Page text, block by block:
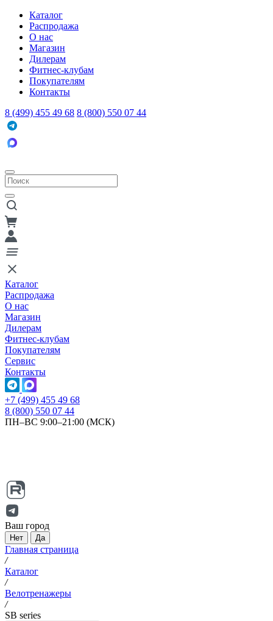
Каталог
Распродажа
О нас
Магазин
Дилерам
Фитнес-клубам
Покупателям
Контакты
8 (499) 455 49 68 8 (800) 550 07 44
Каталог
Распродажа
О нас
Магазин
Дилерам
Фитнес-клубам
Покупателям
Сервис
Контакты
+7 (499) 455 49 68
8 (800) 550 07 44
ПН–ВС 9:00–21:00 (МСК)
Ваш город
Нет Да
Главная страница
/
Каталог
/
Велотренажеры
/
SB series